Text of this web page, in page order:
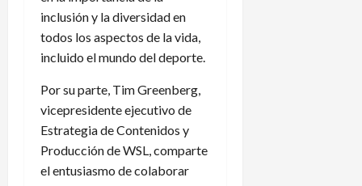
inclusión y la diversidad en
todos los aspectos de la vida,
incluido el mundo del deporte.
Por su parte, Tim Greenberg,
vicepresidente ejecutivo de
Estrategia de Contenidos y
Producción de WSL, comparte
el entusiasmo de colaborar